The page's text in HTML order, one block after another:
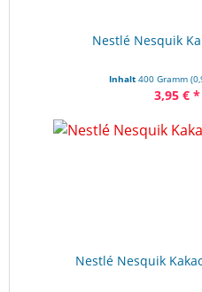
Nestlé Nesquik
Inhalt 400 Gramm
3,95 € *
Nestlé Nesquik